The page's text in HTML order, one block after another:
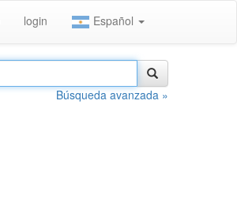
login Español
Búsqueda avanzada »